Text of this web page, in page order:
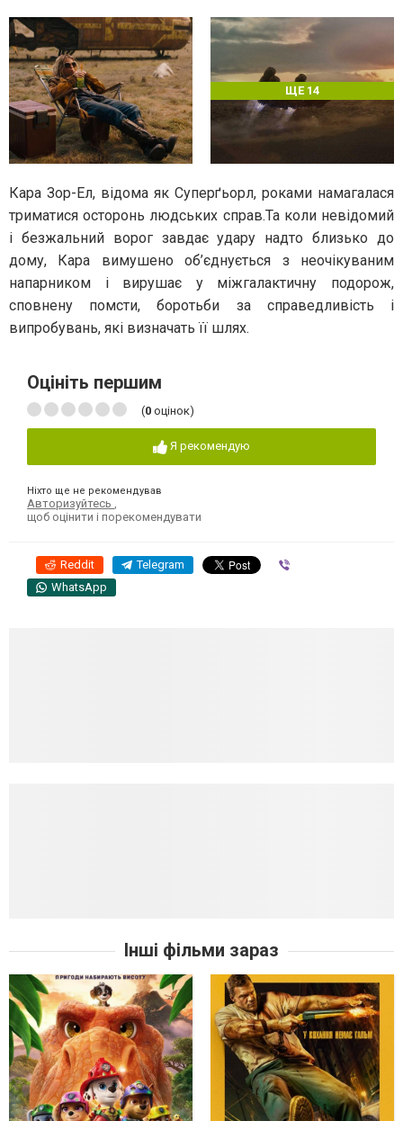
ЩЕ 14
Кара Зор-Ел, відома як Суперґьорл, роками намагалася
триматися осторонь людських справ.Та коли невідомий
і безжальний ворог завдає удару надто близько до
дому, Кара вимушено об’єднується з неочікуваним
напарником і вирушає у міжгалактичну подорож,
сповнену помсти, боротьби за справедливість і
випробувань, які визначать її шлях.
Оцініть першим
(0 оцінок)
Я рекомендую
Ніхто ще не рекомендував
Авторизуйтесь
щоб оцінити і порекомендувати
Reddit Telegram
WhatsApp
Інші фільми зараз